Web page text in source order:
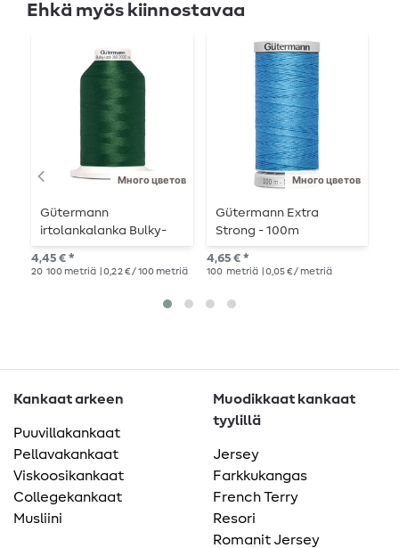
Ehkä myös kiinnostavaa
Много цветов
Gütermann
irtolankalanka Bulky-
Lock 160 2000 m
4,45 € *
20 100 metriä | 0,22 € / 100 metriä
Много цветов
Gütermann Extra
Strong - 100m
4,65 € *
100 metriä | 0,05 € / metriä
Kankaat arkeen
Puuvillakankaat
Pellavakankaat
Viskoosikankaat
Collegekankaat
Musliini
Muodikkaat kankaat
tyylillä
Jersey
Farkkukangas
French Terry
Resori
Romanit Jersey